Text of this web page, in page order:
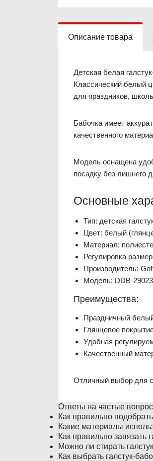
Описание товара
Детская белая
Классический белый
для праздников,
Бабочка имеет
качественного
Модель оснащена
посадку без лишнего
Основные
Тип: детская
Цвет: белый
Материал:
Регулировка
Производитель:
Модель: DDB-29023
Преимущества:
Праздничный
Глянцевое
Удобная
Качественный
Отличный выбор для
Ответы на частые
Как правильно
Какие материалы
Как правильно завязать
Можно ли стирать
Как выбрать галстук-